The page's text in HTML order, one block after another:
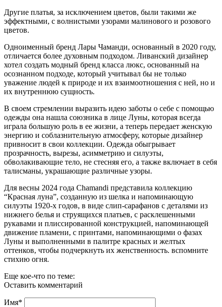
Другие платья, за исключением цветов, были такими же
эффектными, с волнистыми узорами малинового и розового
цветов.
Одноименный бренд Лары Чаманди, основанный в 2020 году,
отличается более духовным подходом. Ливанский дизайнер
хотел создать модный бренд класса люкс, основанный на
осознанном подходе, который учитывал бы не только
уважение людей к природе и их взаимоотношения с ней, но и
их внутреннюю сущность.
В своем стремлении выразить идею заботы о себе с помощью
одежды она нашла союзника в лице Луны, которая всегда
играла большую роль в ее жизни, а теперь передает женскую
энергию и соблазнительную атмосферу, которые дизайнер
привносит в свои коллекции. Одежда обыгрывает
прозрачность, вырезы, асимметрию и силуэты,
обволакивающие тело, не стесняя его, а также включает в себя
талисманы, украшающие различные узоры.
Для весны 2024 года Chamandi представила коллекцию
“Красная луна”, созданную из шелка и напоминающую
силуэты 1920-х годов, в виде слип-сарафанов с деталями из
нижнего белья и струящихся платьев, с расклешенными
рукавами и плиссированной конструкцией, напоминающей
движение пламени, с принтами, напоминающими о фазах
Луны и выполненными в палитре красных и желтых
оттенков, чтобы подчеркнуть их женственность. вспомните
стихию огня.
Еще кое-что по теме:
Оставить комментарий
Имя*